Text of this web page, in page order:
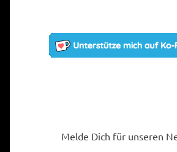
Melde Dich für unseren